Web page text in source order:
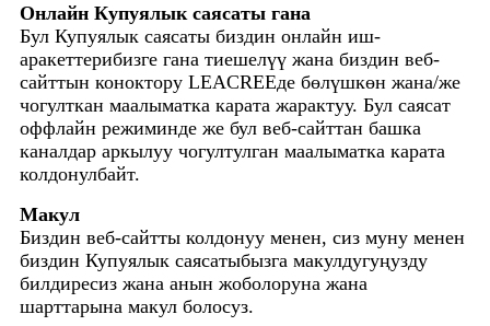
Онлайн Купуялык саясаты гана
Бул Купуялык саясаты биздин онлайн иш-
аракеттерибизге гана тиешелүү жана биздин веб-
сайттын коноктору LEACREEде бөлүшкөн жана/же
чогулткан маалыматка карата жарактуу. Бул саясат
оффлайн режиминде же бул веб-сайттан башка
каналдар аркылуу чогултулган маалыматка карата
колдонулбайт.
Макул
Биздин веб-сайтты колдонуу менен, сиз муну менен
биздин Купуялык саясатыбызга макулдугуңузду
билдиресиз жана анын жоболоруна жана
шарттарына макул болосуз.